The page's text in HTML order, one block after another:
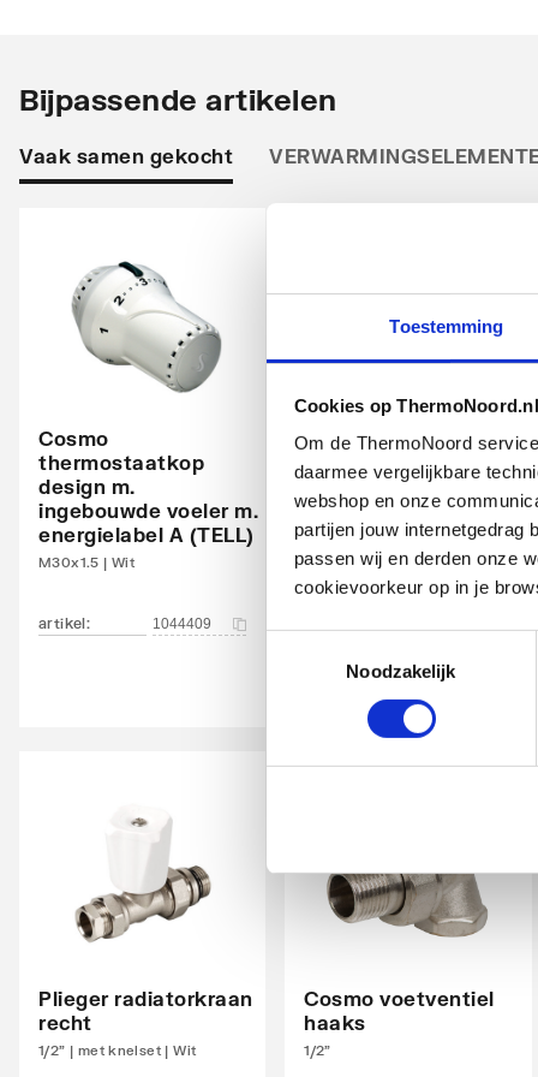
Toestemming
Cookies op ThermoNoord.nl
Om de ThermoNoord
daarmee vergelijkbare
webshop en onze
partijen jouw internetgedrag
passen wij en derden onze
cookievoorkeur op in je
Noodzakelijk
Warmteafgifte EN 442 20°C - 55/45
Warmteafgifte 20°C - 70/40
N-exponent 1.2476
Max. werkdruk
Waterinhoud 8.2
Kleur Bruin
Glansgraad
Gelakt
Met handdoekhouder Nee
Met bovenbekleding
Zwenkbaar Nee
Aantal standaard aansluitingen 4
Aansluitcombi MO
middenonder/middenonder
Nee
Bijpassende artikelen
Vaak samen gekocht
Cosmo
thermostaatkop
design m.
ingebouwde voeler m.
energielabel A (TELL)
M30x1.5 | Wit
artikel: 1044409
Cosmo
thermostatische
radiatorventiel
instelbaar haaks
1/2"
Plieger radiatorkraan
recht
1/2" | met knelset | Wit
Cosmo voetventiel
haaks
1/2"